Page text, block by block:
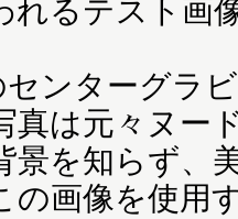
れるテスト画
ンターグラ
真は元々ヌー
景を知らず、
の画像を使用